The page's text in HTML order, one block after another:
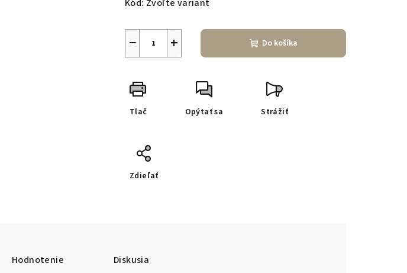
Kód: Zvoľte variant
+
− Do košíka
Tlač Opýtať sa Strážiť
Zdieľať
Hodnotenie Diskusia